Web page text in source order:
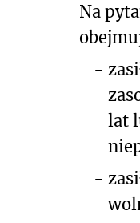
Na
-
lat
-